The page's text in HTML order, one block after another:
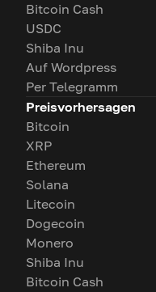
Bitcoin Cash
USDC
Shiba Inu
Auf Wordpress
Per Telegramm
Preisvorhersagen
Bitcoin
XRP
Ethereum
Solana
Litecoin
Dogecoin
Monero
Shiba Inu
Bitcoin Cash